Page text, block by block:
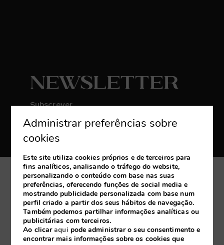
Newsletter
Subscrever
Receba as últimas novidades e promoções
exclusivas
A minha reserva
Desenvolvido pormirai
Aviso legal
Política de Cookies
Administrar preferências sobre
cookies
Este site utiliza cookies próprios e de terceiros para
fins analíticos, analisando o tráfego do website,
personalizando o conteúdo com base nas suas
preferências, oferecendo funções de social media e
mostrando publicidade personalizada com base num
perfil criado a partir dos seus hábitos de navegação.
Também podemos partilhar informações analíticas ou
publicitárias com terceiros.
Ao clicaraqui pode administrar o seu consentimento e
encontrar mais informações sobre os cookies que